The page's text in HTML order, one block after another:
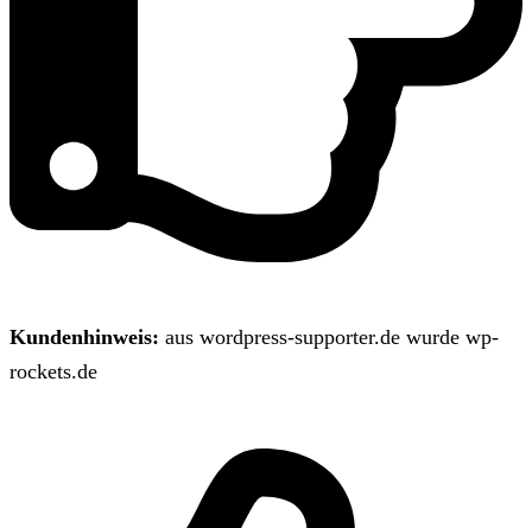
Kundenhinweis: aus wordpress-supporter.de wurde wp-
rockets.de